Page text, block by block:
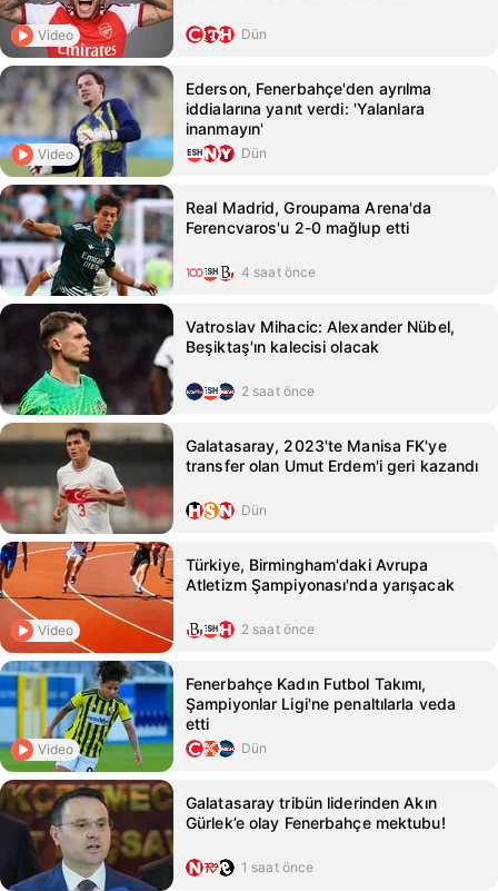
Video Dün
Video
Ederson, Fenerbahçe'den ayrılma
iddialarına yanıt verdi: 'Yalanlara
inanmayın'
Dün
Real Madrid, Groupama Arena'da
Ferencvaros'u 2-0 mağlup etti
4 saat önce
Vatroslav Mihacic: Alexander Nübel,
Beşiktaş'ın kalecisi olacak
2 saat önce
Galatasaray, 2023'te Manisa FK'ye
transfer olan Umut Erdem'i geri kazandı
Dün
Video
Türkiye, Birmingham'daki Avrupa
Atletizm Şampiyonası'nda yarışacak
2 saat önce
Video
Fenerbahçe Kadın Futbol Takımı,
Şampiyonlar Ligi'ne penaltılarla veda
etti
Dün
Galatasaray tribün liderinden Akın
Gürlek’e olay Fenerbahçe mektubu!
1 saat önce